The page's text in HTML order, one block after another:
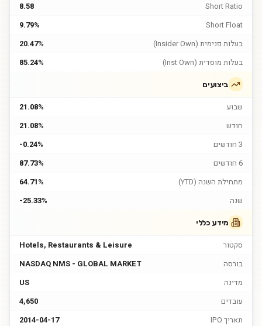
Short Ratio
8.58
Short Float
9.79%
בעלות פנימית (Insider Own)
20.47%
בעלות מוסדית (Inst Own)
85.24%
ביצועים
שבוע
21.08%
חודש
21.08%
3 חודשים
-0.24%
6 חודשים
87.73%
מתחילת השנה (YTD)
64.71%
שנה
-25.33%
מידע כללי
סקטור
Hotels, Restaurants & Leisure
בורסה
NASDAQ NMS - GLOBAL MARKET
מדינה
US
עובדים
4,650
תאריך IPO
2014-04-17